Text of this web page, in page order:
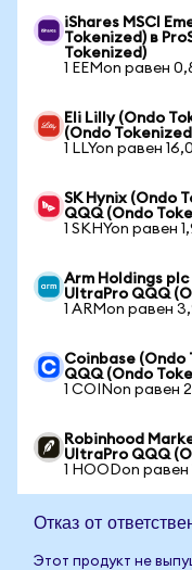
iShares MSCI
Tokenized) в
Tokenized)
1 EEMon равен
Eli Lilly (Ondo
(Ondo
1 LLYon равен
SK Hynix (Ondo
QQQ (Ondo
1 SKHYon равен
Arm Holdings plc
UltraPro QQQ
1 ARMon равен
Coinbase (Ondo
QQQ (Ondo
1 COINon равен
Robinhood
UltraPro QQQ
1 HOODon
Отказ от
Этот продукт не